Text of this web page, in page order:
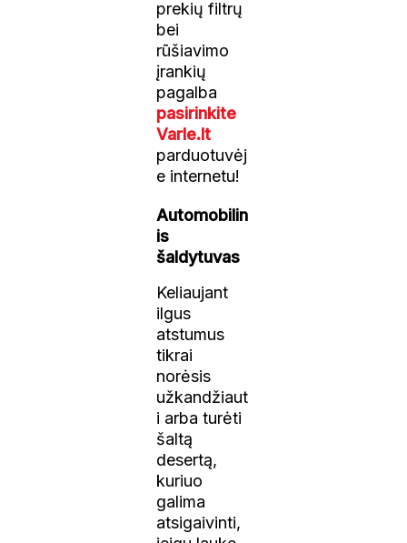
prekių filtrų
bei
rūšiavimo
įrankių
pagalba
pasirinkite
Varle.lt
parduotuvėj
e internetu!
Automobilin
is
šaldytuvas
Keliaujant
ilgus
atstumus
tikrai
norėsis
užkandžiaut
i arba turėti
šaltą
desertą,
kuriuo
galima
atsigaivinti,